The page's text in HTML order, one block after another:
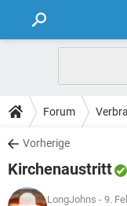
FORUM
TIPPS
Forum
Vorherige
Kirchenaustritt
LongJohns - 9.